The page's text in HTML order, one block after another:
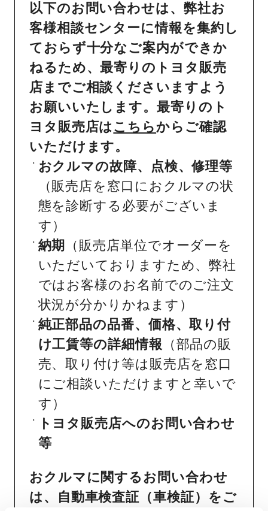
以下のお問い合わせは、弊社お
客様相談センターに情報を集約し
ておらず十分なご案内ができか
ねるため、最寄りのトヨタ販売
店までご相談くださいますよう
お願いいたします。最寄りのト
ヨタ販売店はこちら からご確認
いただけます。
おクルマの故障、点検、修理等
（販売店を窓口におクルマの状
態を診断する必要がございま
す）
納期
（販売店単位でオーダーを
いただいておりますため、弊社
ではお客様のお名前でのご注文
状況が分かりかねます）
純正部品の品番、価格、取り付
け工賃等の詳細情報 （部品の販
売、取り付け等は販売店を窓口
にご相談いただけますと幸いで
す）
トヨタ販売店へのお問い合わせ
等
おクルマに関するお問い合わせ
は、自動車検査証（車検証）をご